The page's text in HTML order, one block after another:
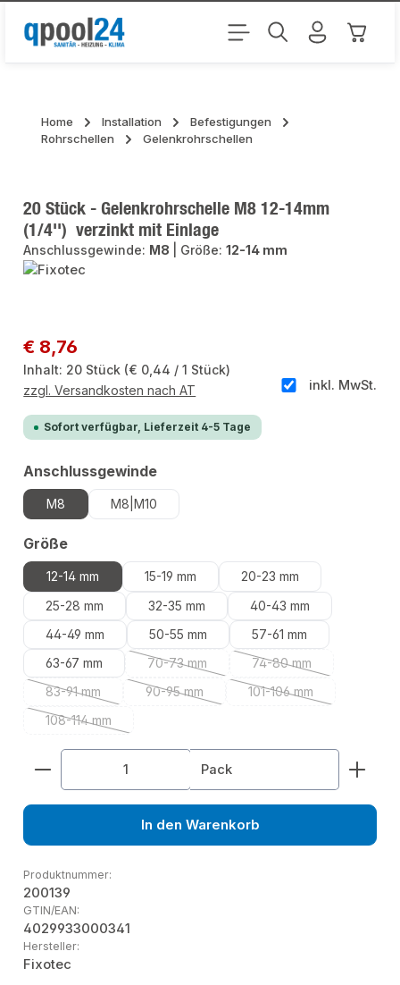
Zum Hauptinhalt springen
Home Installation
Befestigungen
Rohrschellen
Gelenkrohrschellen
20 Stück - Gelenkrohrschelle M8 12-14mm
(1/4'') verzinkt mit Einlage
Anschlussgewinde: M8 Größe:12-14 mm
Regulärer Preis:
€ 8,76
Inhalt: 20 Stück (€ 0,44 / 1 Stück)
inkl. MwSt.
zzgl. Versandkosten nach AT
Sofort verfügbar, Lieferzeit 4-5 Tage
Anschlussgewindeauswählen
M8 M8|M10
Größeauswählen
12-14 mm 15-19 mm
20-23 mm
25-28 mm
32-35 mm
40-43 mm
44-49 mm
50-55 mm
57-61 mm
63-67 mm
70-73 mm
(Diese Option ist zurzeit nicht verfügbar.)
74-80 mm
(Diese Option ist
83-91 mm
(Diese Option ist zurzeit nicht verfügbar.)
90-95 mm
(Diese Option ist zurzeit nicht verfügbar.)
101-106 mm
(Diese Option ist
108-114 mm
(Diese Option ist zurzeit nicht verfügbar.)
Produkt Anzahl: Gib den gewünschten Wert
Pack
In den Warenkorb
Produktnummer:
200139
GTIN/EAN:
4029933000341
Hersteller:
Fixotec